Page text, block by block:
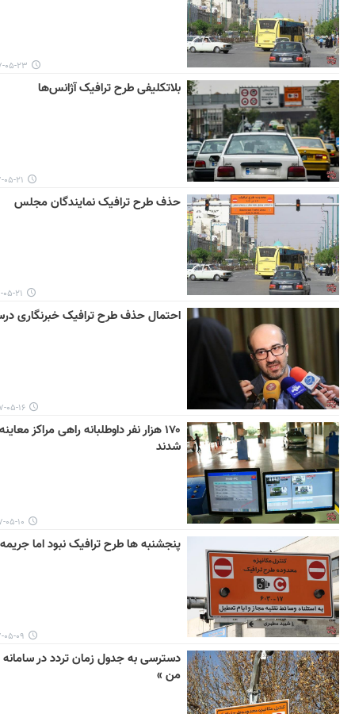
۱۳۹۷-۰۵-
بلاتکلیفی طرح ترافیک آژانس‌ها
۱۳۹۷-
حذف طرح ترافیک نمایندگان مجلس
۱۳۹۷-
احتمال حذف طرح ترافیک خبرنگاری
۱۳۹۷-۰۵-
۱۷۰ هزار نفر داوطلبانه راهی مراکز
شدند
۱۳۹۷-۰۵-
پنجشنبه‌ ها طرح‌ ترافیک نبود اما
۱۳۹۷-۰۵-
دسترسی به جدول زمان تردد در سامانه
من »